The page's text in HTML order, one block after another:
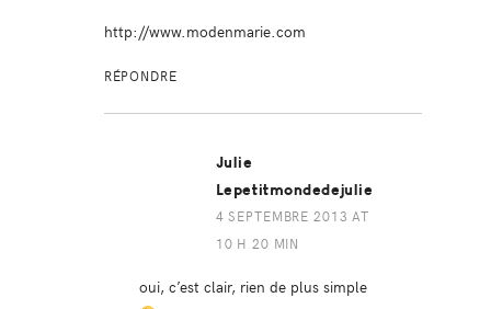
http://www.modenmarie.com
RÉPONDRE
Julie
Lepetitmondedejulie
4 SEPTEMBRE 2013 AT
10 H 20 MIN
oui, c’est clair, rien de plus simple